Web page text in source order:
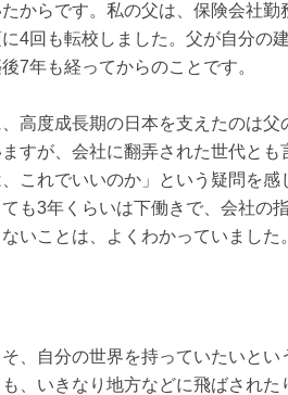
からです。私の父は、保険会社勤
4回も転校しました。父が自分の
7年も経ってからのことです。
高度成長期の日本を支えたのは父
ますが、会社に翻弄された世代と
これでいいのか」という疑問を感
も3年くらいは下働きで、会社の
いことは、よくわかっていました。
、自分の世界を持っていたいと
、いきなり地方などに飛ばされ